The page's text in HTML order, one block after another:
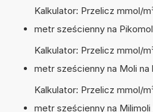
Kalkulator: Przelicz mmol/
metr sześcienny na
Kalkulator: Przelicz mmol/
metr sześcienny na Moli na
Kalkulator: Przelicz mmol/
metr sześcienny na Milimoli